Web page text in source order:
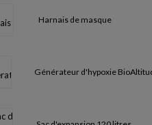
Harnais de masque
Générateur d'hypoxie